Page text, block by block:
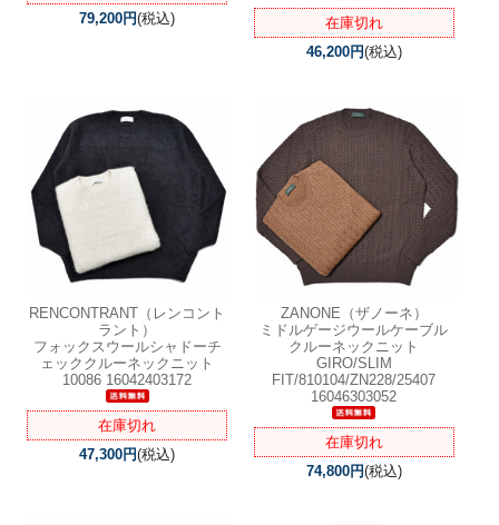
79,200円(税込)
在庫切れ
46,200円(税込)
RENCONTRANT（レンコント
ラント）
フォックスウールシャドーチ
ェッククルーネックニット
10086 16042403172
在庫切れ
47,300円(税込)
ZANONE（ザノーネ）
ミドルゲージウールケーブル
クルーネックニット
GIRO/SLIM
FIT/810104/ZN228/25407
16046303052
在庫切れ
74,800円(税込)